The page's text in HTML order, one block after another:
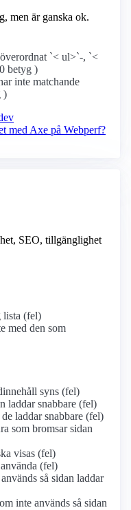
men är ganska ok.
`< ul>`-, `<
betyg )
inte matchande
)
med Axe på Webperf?
SEO, tillgänglighet
lista (fel)
med den som
syns (fel)
laddar snabbare (fel)
laddar snabbare (fel)
som bromsar sidan
visas (fel)
(fel)
så sidan laddar
inte används så sidan